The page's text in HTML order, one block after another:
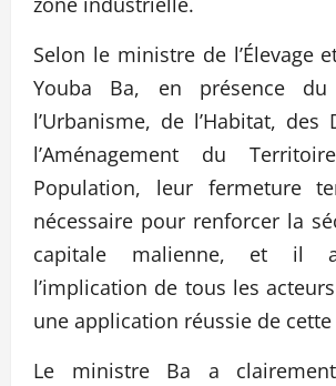
Selon le ministre de l’Élevage
Youba Ba, en présence
l’Urbanisme, de l’Habitat, des
l’Aménagement du
Population, leur fermeture
nécessaire pour renforcer la
capitale malienne, et il
l’implication de tous les
une application réussie de
Le ministre Ba a